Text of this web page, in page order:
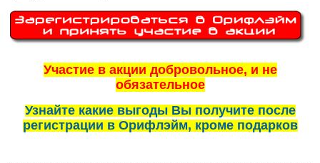
Участие в акции добровольное, и не
обязательное
Узнайте какие выгоды Вы получите после
регистрации в Орифлэйм, кроме подарков